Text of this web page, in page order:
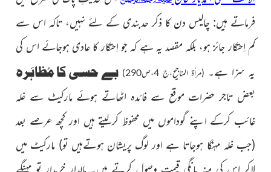
فرماتے ہیں: چالیس دن کا ذکر حدبندی کے لئے نہیں، تاکہ اس سے
کم اِحتکارجائز ہو، بلکہ مقصد یہ ہے کہ جو اِحتکار کا عادی ہوجائے اس کی
یہ سزا ہے۔ (مراٰۃ المناجیح،ج 4،ص290) بے حسی کا مُظاہَرہ
بعض تاجر حضرات موقع سے فائدہ اٹھاتے ہوئے مارکیٹ سے غلہ
غائب کرکے اپنے گوداموں میں محفوظ کرلیتے ہیں اور کچھ عرصے بعد
(جب غلہ مہنگا ہوجاتا ہے اور لوگ پریشان ہوتےہیں تو) مارکیٹ میں
لاکر اس کی منہ مانگی قیمت وصول کرتے ہیں۔ مالدار خریدار تو مہنگے